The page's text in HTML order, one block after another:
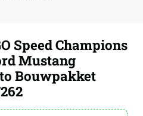
Speed Champions
Mustang
Bouwpakket